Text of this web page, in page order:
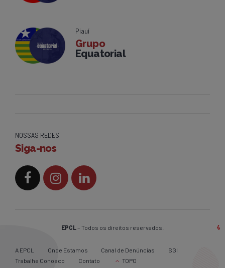
Piauí
Grupo
Equatorial
NOSSAS REDES
Siga-nos
EPCL – Todos os direitos reservados.
A EPCL Onde Estamos Canal de Denúncias
SGI
Trabalhe Conosco
Contato TOPO